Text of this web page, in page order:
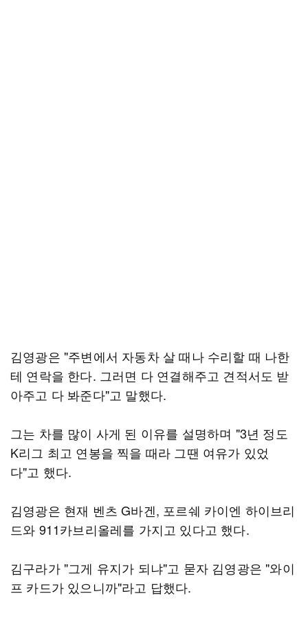
김영광은 "주변에서 자동차 살 때나 수리할 때 나한
테 연락을 한다. 그러면 다 연결해주고 견적서도 받
아주고 다 봐준다"고 말했다.
그는 차를 많이 사게 된 이유를 설명하며 "3년 정도
K리그 최고 연봉을 찍을 때라 그땐 여유가 있었
다"고 했다.
김영광은 현재 벤츠 G바겐, 포르쉐 카이엔 하이브리
드와 911카브리올레를 가지고 있다고 했다.
김구라가 "그게 유지가 되냐"고 묻자 김영광은 "와이
프 카드가 있으니까"라고 답했다.